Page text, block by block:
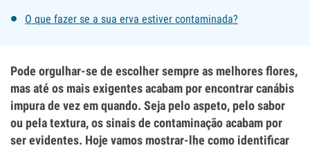
O que fazer se a sua erva estiver contaminada?
Pode orgulhar-se de escolher sempre as melhores flores,
mas até os mais exigentes acabam por encontrar canábis
impura de vez em quando. Seja pelo aspeto, pelo sabor
ou pela textura, os sinais de contaminação acabam por
ser evidentes. Hoje vamos mostrar-lhe como identificar